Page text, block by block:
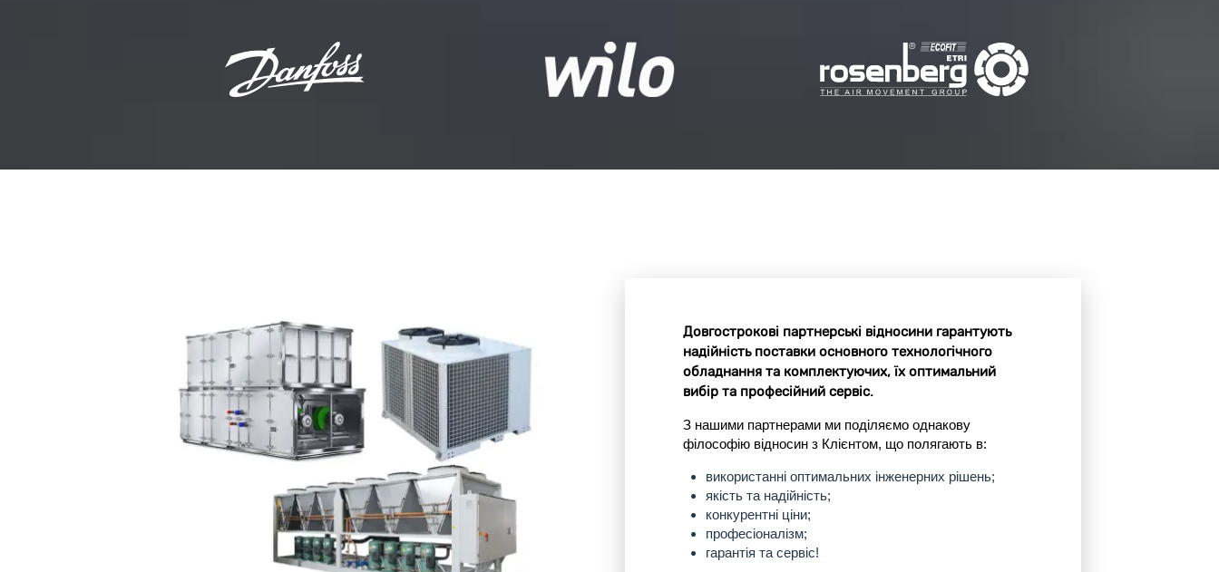
Довгострокові партнерські відносини гарантують
надійність поставки основного технологічного
обладнання та комплектуючих, їх оптимальний
вибір та професійний сервіс.
З нашими партнерами ми поділяємо однакову
філософію відносин з Клієнтом, що полягають в:
використанні оптимальних інженерних рішень;
якість та надійність;
конкурентні ціни;
професіоналізм;
гарантія та сервіс!